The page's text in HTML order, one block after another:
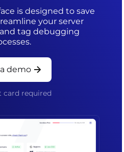
is designed to save
your server
tag debugging
demo
card required